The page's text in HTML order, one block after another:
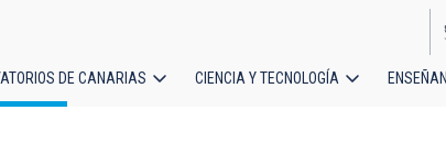
DE CANARIAS CIENCIA Y TECNOLOGÍA